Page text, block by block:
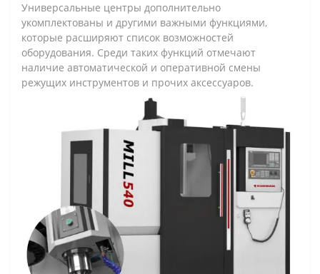
Универсальные центры дополнительно
укомплектованы и другими важными функциями,
которые расширяют список возможностей
оборудования. Среди таких функций отмечают
наличие автоматической и оперативной смены
режущих инструментов и прочих аксессуаров.